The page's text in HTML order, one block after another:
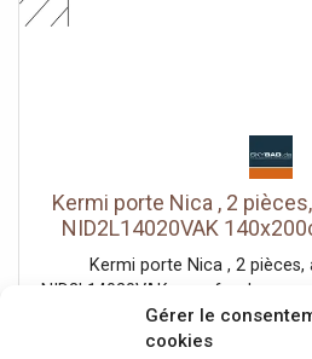
Gérer le
cookies
Kermi porte Nica , 2
NID2L14020VAK
verre de sécurité trempé,
de
Kermi porte Nica , 2 pièces,
NID2L14020VAK sans fond pour
avec paroi latérale NI TWR /
encadrée avec un segment